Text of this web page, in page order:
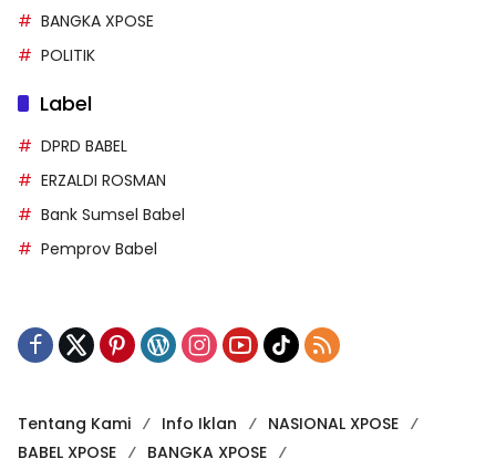
BANGKA XPOSE
POLITIK
Label
DPRD BABEL
ERZALDI ROSMAN
Bank Sumsel Babel
Pemprov Babel
Tentang Kami Info Iklan
NASIONAL XPOSE
BABEL XPOSE
BANGKA XPOSE